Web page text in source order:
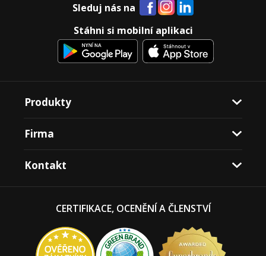
Sleduj nás na
Stáhni si mobilní aplikaci
Produkty
Firma
Kontakt
CERTIFIKACE, OCENĚNÍ A ČLENSTVÍ